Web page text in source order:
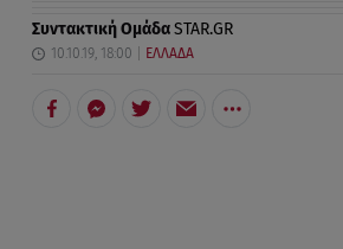
Συντακτική ΟμάδαSTAR.GR
10.10.19, 18:00 ΕΛΛΑΔΑ